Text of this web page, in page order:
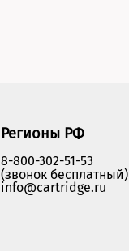
Регионы РФ
8-800-302-51-53
(звонок бесплатный)
info@cartridge.ru